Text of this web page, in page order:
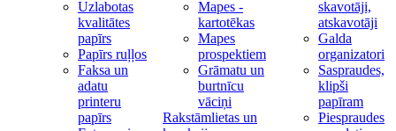
Uzlabotas
kvalitātes
papīrs
Papīrs ruļļos
Faksa un
adatu
printeru
papīrs
Mapes -
kartotēkas
Mapes
prospektiem
Grāmatu un
burtnīcu
vāciņi
Rakstāmlietas un
skavotāji,
atskavotāji
Galda
organizatori
Saspraudes,
klipši
papīram
Piespraudes